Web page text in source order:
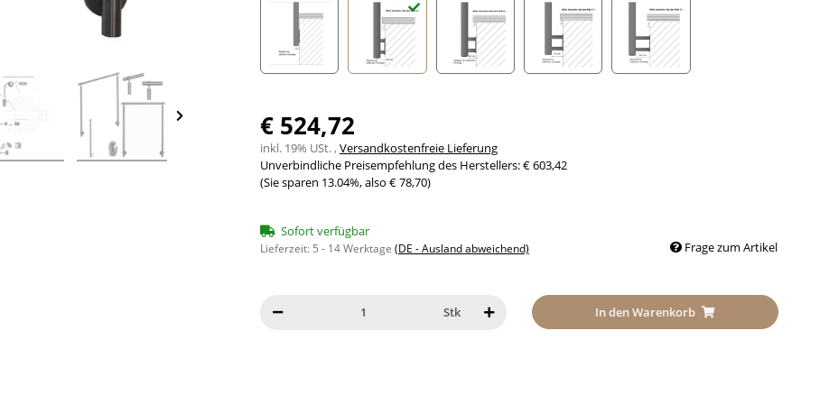
€ 524,72
inkl. 19% USt. ,Versandkostenfreie Lieferung
Unverbindliche Preisempfehlung des Herstellers:€ 603,42
(Sie sparen 13.04%, also € 78,70)
Sofort verfügbar
Lieferzeit: 5 - 14 Werktage (DE - Ausland abweichend) Frage zum Artikel
Stk In den Warenkorb